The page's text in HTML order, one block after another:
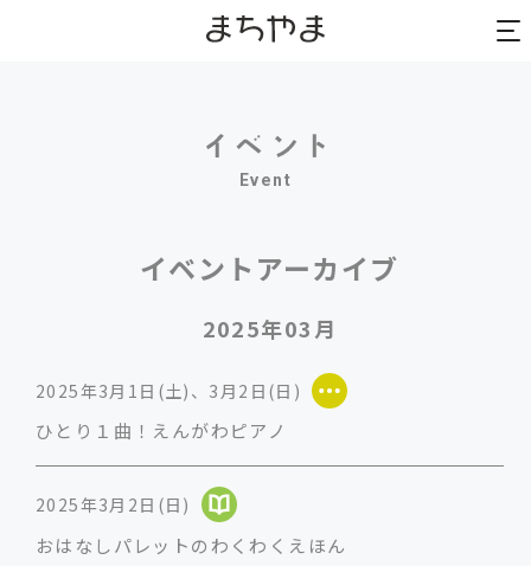
Event
イベントアーカイブ
2025年03月
2025年3月1日(土)、3月2日(日)
ひとり１曲！えんがわピアノ
2025年3月2日(日)
おはなしパレットのわくわくえほん